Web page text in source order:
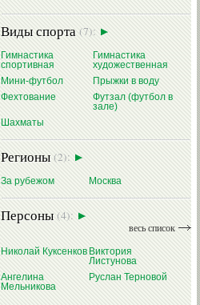
Виды спорта(7):
Гимнастика
спортивная
Гимнастика
художественная
Мини-футбол
Прыжки в воду
Фехтование
Футзал (футбол в
зале)
Шахматы
Регионы(2):
За рубежом Москва
Персоны(4):
весь список
Николай КуксенковВиктория
Листунова
Ангелина
Мельникова
Руслан Терновой